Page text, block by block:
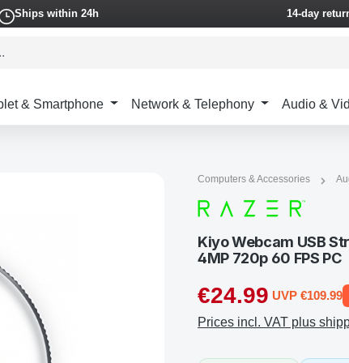
Ships within 24h 14-day
& Smartphone Network & Telephony Audio &
Computers & Accessories
Kiyo Webcam USB
4MP 720p 60 FPS PC
€24.99 UVP €109.99
Prices incl. VAT plus